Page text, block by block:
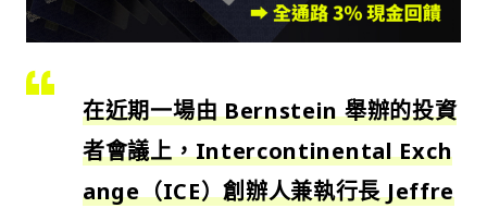
在近期一場由 Bernstein 舉辦的投資
者會議上，Intercontinental Exch
ange（ICE）創辦人兼執行長 Jeffre